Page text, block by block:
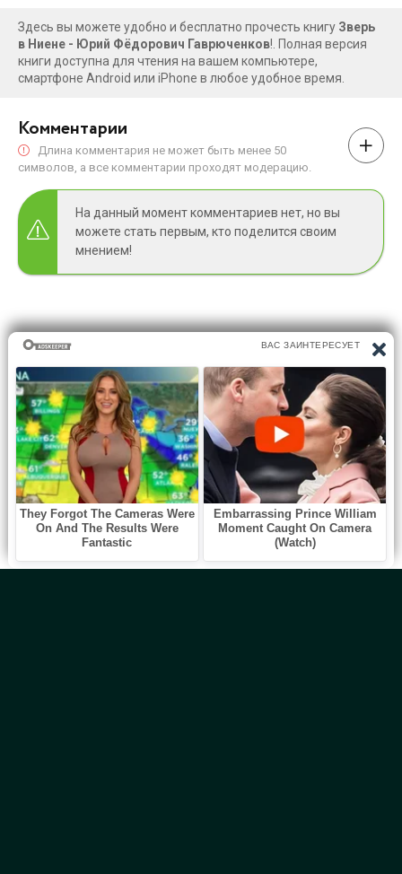
Здесь вы можете удобно и бесплатно прочесть книгу Зверь
в Ниене - Юрий Фёдорович Гаврюченков!. Полная версия
книги доступна для чтения на вашем компьютере,
смартфоне Android или iPhone в любое удобное время.
Комментарии
Длина комментария не может быть менее 50
символов, а все комментарии проходят модерацию.
На данный момент комментариев нет, но вы
можете стать первым, кто поделится своим
мнением!